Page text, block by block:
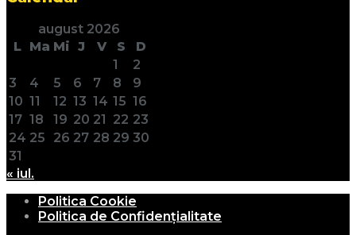
august 2026
L Ma Mi J V S
D
1
2
3
4 5 6 7 8
9
10 11 12 13 14 15 16
17 18 19 20 21 22 23
24 25 26 27 28 29 30
31
« iul.
Politica Cookie
Politica de Confidențialitate